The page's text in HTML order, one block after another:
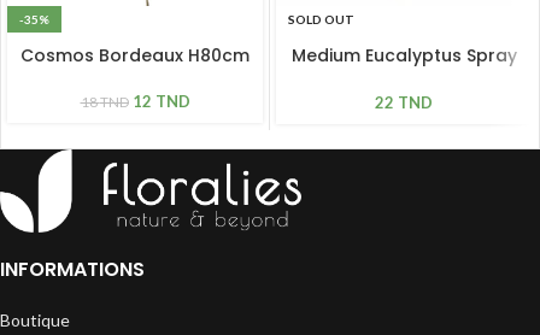
-35%
Cosmos Bordeaux H80cm
18TND 12 TND
SOLD OUT
Medium Eucalyptus Spray
22 TND
INFORMATIONS
Boutique